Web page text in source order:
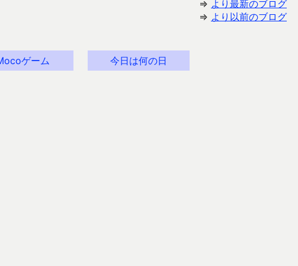
⇒ より最新のブログ
⇒ より以前のブログ
ゲーム 今日は何の日